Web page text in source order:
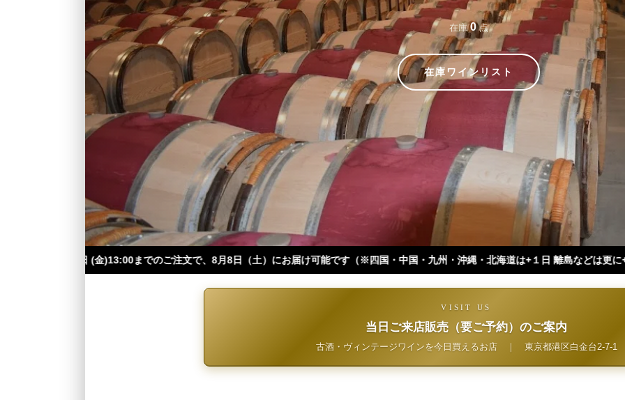
在庫0点
在庫ワインリスト
ご注文で、8月8日（土）にお届け可能です（※四国・中国・九州・沖縄・北海道は+１日 離島などは更に+ となります。）
VISIT US
当日ご来店販売（要ご予約）のご案内
古酒・ヴィンテージワインを今日買えるお店｜ 東京都港区白金台2-7-1